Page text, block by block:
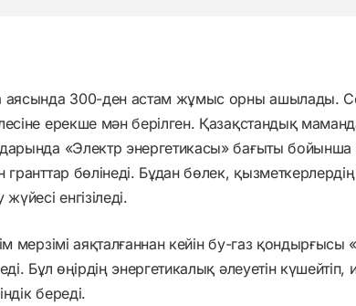
300-ден астам жұмыс орны ашылады.
ерекше мән берілген. Қазақстандық
«Электр энергетикасы» бағыты бойынша
гранттар бөлінеді. Бұдан бөлек, қызметкерлердің
енгізіледі.
мерзімі аяқталғаннан кейін бу-газ
Бұл өңірдің энергетикалық әлеуетін
береді.